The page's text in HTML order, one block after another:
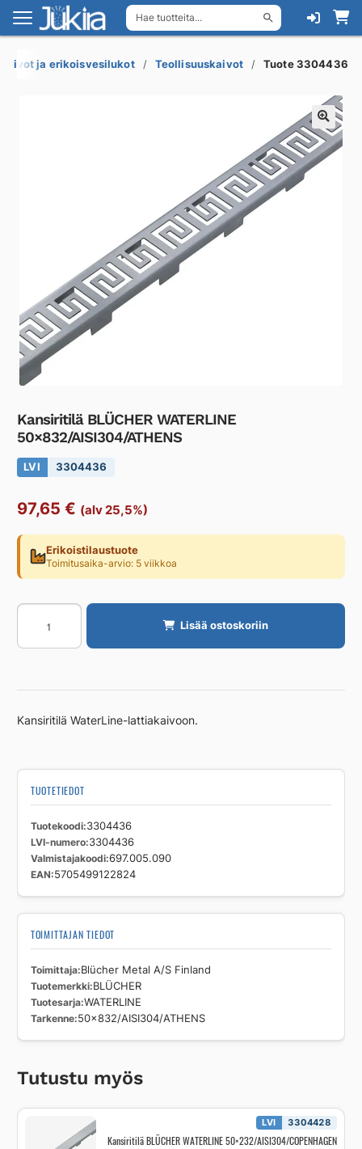
Hae tuotteita...
Siirry
navigointiin
Siirry
sisältöön
ja erikoisvesilukot Teollisuuskaivot Tuote 3304436
Kansiritilä BLÜCHER WATERLINE
50×832/AISI304/ATHENS
LVI 3304436
97,65 € (alv 25,5%)
Erikoistilaustuote
Toimitusaika-arvio: 5 viikkoa
Kansiritilä
BLÜCHER
WATERLINE
Lisää ostoskoriin
Kansiritilä WaterLine-lattiakaivoon.
TUOTETIEDOT
Tuotekoodi 3304436
LVI-numero 3304436
Valmistajakoodi 697.005.090
EAN 5705499122824
TOIMITTAJAN TIEDOT
Toimittaja Blücher Metal A/S Finland
Tuotemerkki BLÜCHER
Tuotesarja WATERLINE
Tarkenne 50x832/AISI304/ATHENS
Tutustu myös
LVI 3304428
Kansiritilä BLÜCHER WATERLINE 50×232/AISI304/COPENHAGEN